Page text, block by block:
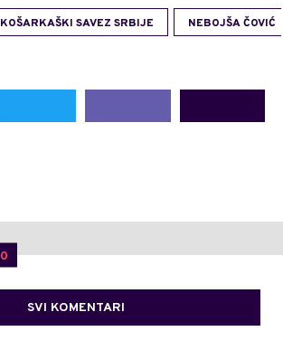
KOŠARKAŠKI SAVEZ SRBIJE NEBOJŠA ČOVIĆ
0
SVI KOMENTARI